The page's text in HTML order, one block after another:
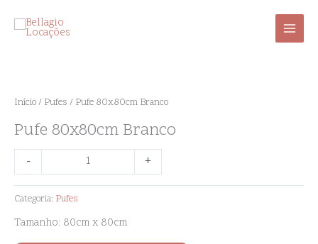
Início / Pufes / Pufe 80x80cm Branco
Pufe 80x80cm Branco
-
Branco
+
Categoria: Pufes
Tamanho: 80cm x 80cm